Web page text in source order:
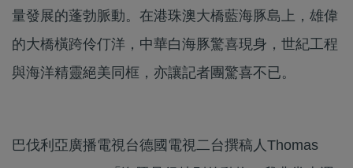
量發展的蓬勃脈動。在港珠澳大橋藍海豚島上，雄偉
的大橋橫跨伶仃洋，中華白海豚驚喜現身，世紀工程
與海洋精靈絕美同框，亦讓記者團驚喜不已。
巴伐利亞廣播電視台德國電視二台撰稿人Thomas